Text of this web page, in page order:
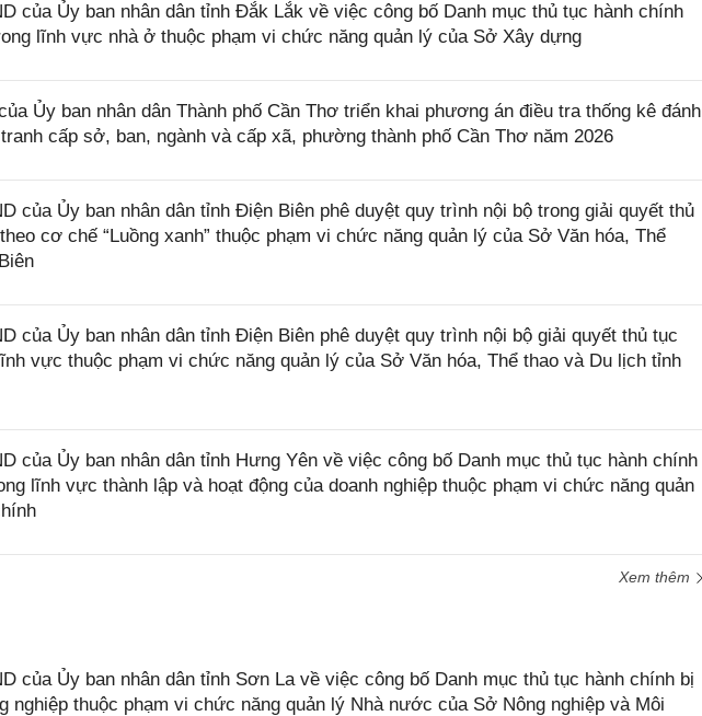
của Ủy ban nhân dân tỉnh Đắk Lắk về việc công bố Danh mục thủ tục hành chính
lĩnh vực nhà ở thuộc phạm vi chức năng quản lý của Sở Xây dựng
Ủy ban nhân dân Thành phố Cần Thơ triển khai phương án điều tra thống kê đánh
cấp sở, ban, ngành và cấp xã, phường thành phố Cần Thơ năm 2026
của Ủy ban nhân dân tỉnh Điện Biên phê duyệt quy trình nội bộ trong giải quyết thủ
cơ chế “Luồng xanh” thuộc phạm vi chức năng quản lý của Sở Văn hóa, Thể
của Ủy ban nhân dân tỉnh Điện Biên phê duyệt quy trình nội bộ giải quyết thủ tục
vực thuộc phạm vi chức năng quản lý của Sở Văn hóa, Thể thao và Du lịch tỉnh
của Ủy ban nhân dân tỉnh Hưng Yên về việc công bố Danh mục thủ tục hành chính
lĩnh vực thành lập và hoạt động của doanh nghiệp thuộc phạm vi chức năng quản
Xem thêm
của Ủy ban nhân dân tỉnh Sơn La về việc công bố Danh mục thủ tục hành chính bị
nghiệp thuộc phạm vi chức năng quản lý Nhà nước của Sở Nông nghiệp và Môi